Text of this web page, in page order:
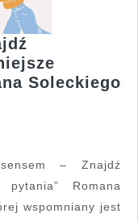
Soleckiego
Romana
wspomniany jest